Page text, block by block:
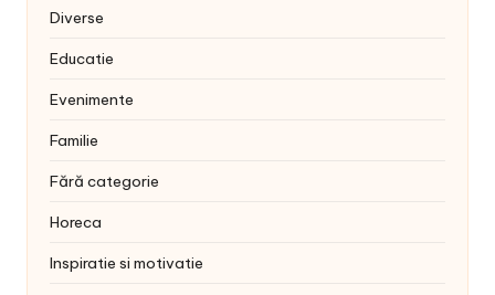
Diverse
Educatie
Evenimente
Familie
Fără categorie
Horeca
Inspiratie si motivatie